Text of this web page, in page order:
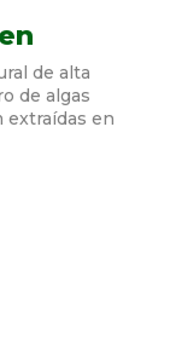
de alta
de algas
extraídas en